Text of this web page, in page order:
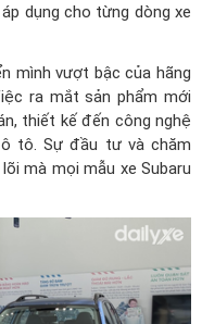
dụng cho từng dòng xe
mình vượt bậc của hãng
ra mắt sản phẩm mới
thiết kế đến công nghệ
tô. Sự đầu tư và chăm
mà mọi mẫu xe Subaru